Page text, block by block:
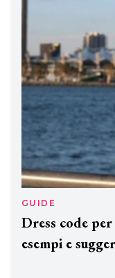
GUIDE
Dress code per
esempi e